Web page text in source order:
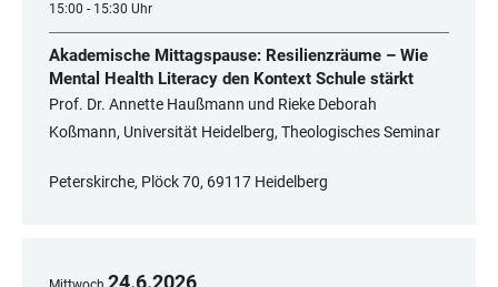
15:00 - 15:30 Uhr
Akademische Mittagspause: Resilienzräume – Wie
Mental Health Literacy den Kontext Schule stärkt
Prof. Dr. Annette Haußmann und Rieke Deborah
Koßmann, Universität Heidelberg, Theologisches Seminar
Peterskirche, Plöck 70, 69117 Heidelberg
24.6.2026